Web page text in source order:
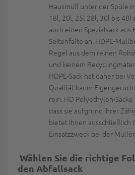
Hausmüll unter der Spüle
18l, 20l, 25l 28l, 30l bis 40l
auch einen Spezialsack
Seitenfalte an. HDPE-
Regel aus dem reinen
und keinem
HDPE-Sack hat daher bei
Qualität kaum
rein. HD Polyethylen-
dass sie aufgrund ihrer
bietet Ihnen ausschließlich
Einsatzzweck bei der
Wählen Sie die richtige
den Abfallsack